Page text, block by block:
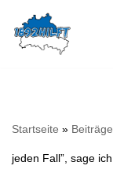
Zum
Startseite » Beiträge
jeden Fall”, sage ich.